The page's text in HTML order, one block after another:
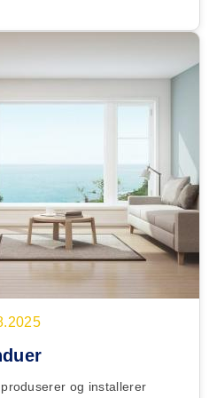
og installerer